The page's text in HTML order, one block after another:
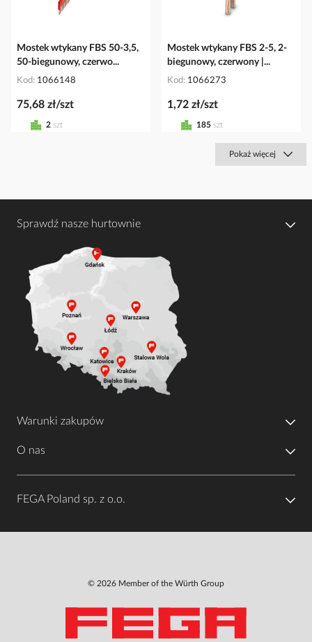
Mostek wtykany FBS 50-3,5,
50-biegunowy, czerwo...
Kod 1066148
75,68 zł/szt
2 szt
Mostek wtykany FBS 2-5, 2-
biegunowy, czerwony |...
Kod 1066273
1,72 zł/szt
185 szt
Pokaż więcej
Sprawdź nasze hurtownie
Warunki zakupów
O nas
FEGA Poland sp. z o.o.
© 2026 Member of the Würth Group